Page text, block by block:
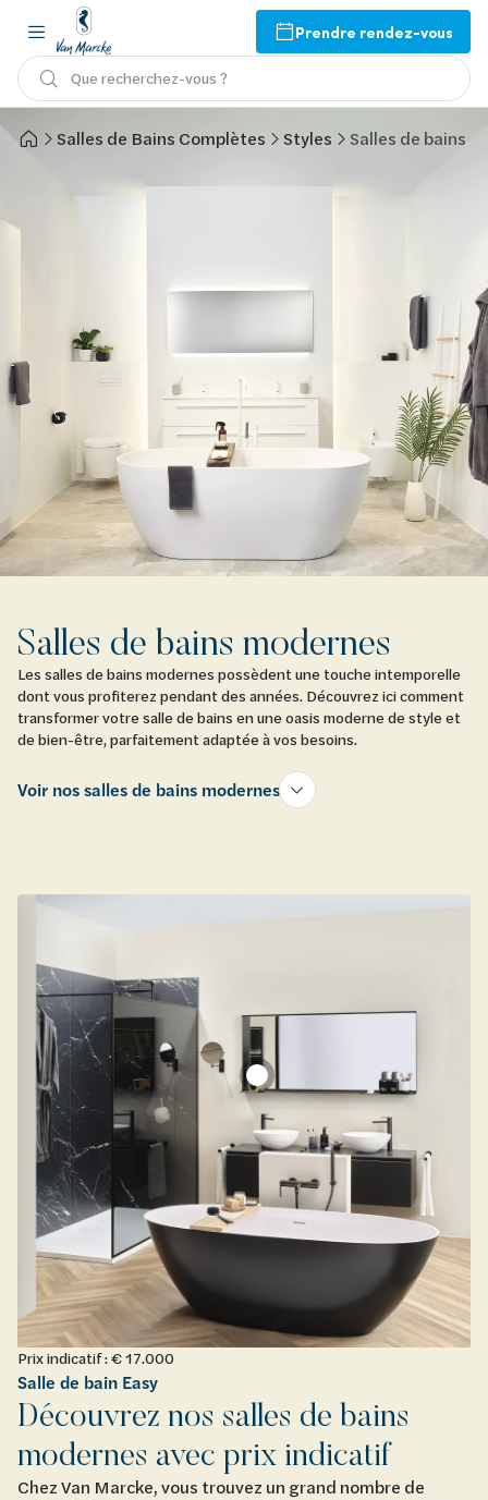
Prendre rendez-vous
Que recherchez-vous ?
Salles de Bains Complètes Styles Salles de bains
Salles de bains modernes
Les salles de bains modernes possèdent une touche intemporelle
dont vous profiterez pendant des années. Découvrez ici comment
transformer votre salle de bains en une oasis moderne de style et
de bien-être, parfaitement adaptée à vos besoins.
Voir nos salles de bains modernes
Prix indicatif : € 17.000
Salle de bain Easy
Découvrez nos salles de bains
modernes avec prix indicatif
Chez Van Marcke, vous trouvez un grand nombre de